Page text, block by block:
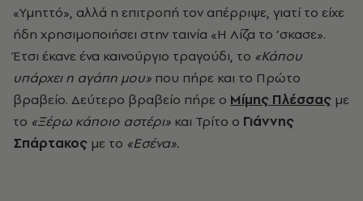
«Υμηττό», αλλά η επιτροπή τον απέρριψε, γιατί το είχε
ήδη χρησιμοποιήσει στην ταινία «Η Λίζα το ’σκασε».
Έτσι έκανε ένα καινούργιο τραγούδι, το «Κάπου
υπάρχει η αγάπη μου» που πήρε και το Πρώτο
βραβείο. Δεύτερο βραβείο πήρε ο Μίμης Πλέσσας με
το «Ξέρω κάποιο αστέρι» και Τρίτο ο Γιάννης
Σπάρτακος με το «Εσένα».